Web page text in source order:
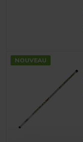
NOUVEAU